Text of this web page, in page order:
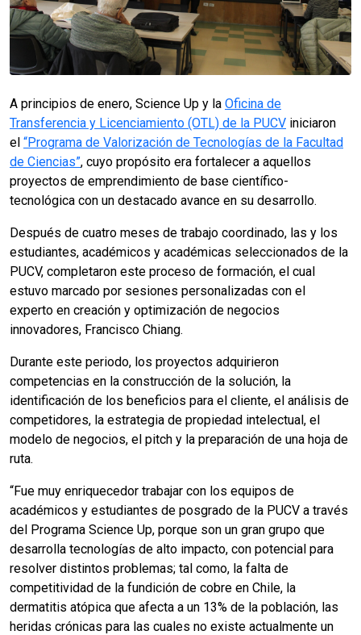
A principios de enero, Science Up y la Oficina de
Transferencia y Licenciamiento (OTL) de la PUCV iniciaron
el “Programa de Valorización de Tecnologías de la Facultad
de Ciencias”, cuyo propósito era fortalecer a aquellos
proyectos de emprendimiento de base científico-
tecnológica con un destacado avance en su desarrollo.
Después de cuatro meses de trabajo coordinado, las y los
estudiantes, académicos y académicas seleccionados de la
PUCV, completaron este proceso de formación, el cual
estuvo marcado por sesiones personalizadas con el
experto en creación y optimización de negocios
innovadores, Francisco Chiang.
Durante este periodo, los proyectos adquirieron
competencias en la construcción de la solución, la
identificación de los beneficios para el cliente, el análisis de
competidores, la estrategia de propiedad intelectual, el
modelo de negocios, el pitch y la preparación de una hoja de
ruta.
“Fue muy enriquecedor trabajar con los equipos de
académicos y estudiantes de posgrado de la PUCV a través
del Programa Science Up, porque son un gran grupo que
desarrolla tecnologías de alto impacto, con potencial para
resolver distintos problemas; tal como, la falta de
competitividad de la fundición de cobre en Chile, la
dermatitis atópica que afecta a un 13% de la población, las
heridas crónicas para las cuales no existe actualmente un